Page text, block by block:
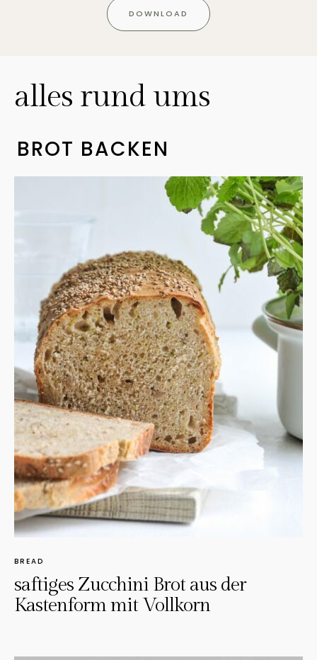
DOWNLOAD
alles rund ums
BROT BACKEN
BREAD
saftiges Zucchini Brot aus der
Kastenform mit Vollkorn